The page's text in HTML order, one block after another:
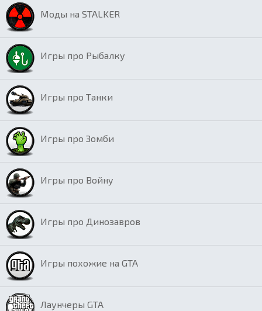
Моды на STALKER
Игры про Рыбалку
Игры про Танки
Игры про Зомби
Игры про Войну
Игры про Динозавров
Игры похожие на GTA
Лаунчеры GTA